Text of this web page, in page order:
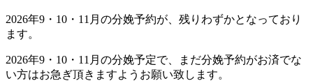
2026年9・10・11月の分娩予約が、残りわずかとなっており
ます。
2026年9・10・11月の分娩予定で、まだ分娩予約がお済でな
い方はお急ぎ頂きますようお願い致します。